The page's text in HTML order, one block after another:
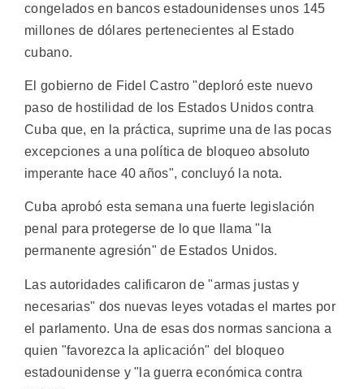
congelados en bancos estadounidenses unos 145
millones de dólares pertenecientes al Estado
cubano.
El gobierno de Fidel Castro "deploró este nuevo
paso de hostilidad de los Estados Unidos contra
Cuba que, en la práctica, suprime una de las pocas
excepciones a una política de bloqueo absoluto
imperante hace 40 años", concluyó la nota.
Cuba aprobó esta semana una fuerte legislación
penal para protegerse de lo que llama "la
permanente agresión" de Estados Unidos.
Las autoridades calificaron de "armas justas y
necesarias" dos nuevas leyes votadas el martes por
el parlamento. Una de esas dos normas sanciona a
quien "favorezca la aplicación" del bloqueo
estadounidense y "la guerra económica contra